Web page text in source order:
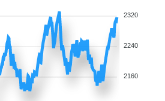
2320
2240
2160